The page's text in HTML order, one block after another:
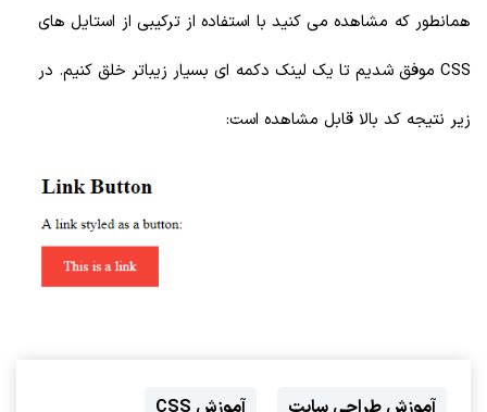
همانطور که مشاهده می کنید با استفاده از ترکیبی از استایل های
CSS موفق شدیم تا یک لینک دکمه ای بسیار زیباتر خلق کنیم. در
زیر نتیجه کد بالا قابل مشاهده است: